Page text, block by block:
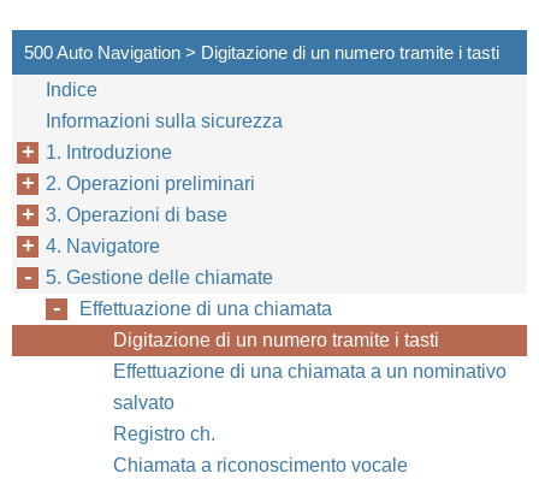
500 Auto Navigation > Digitazione di un numero tramite i tasti
Indice
Informazioni sulla sicurezza
1. Introduzione
2. Operazioni preliminari
3. Operazioni di base
4. Navigatore
5. Gestione delle chiamate
Effettuazione di una chiamata
Digitazione di un numero tramite i tasti
Effettuazione di una chiamata a un nominativo
salvato
Registro ch.
Chiamata a riconoscimento vocale